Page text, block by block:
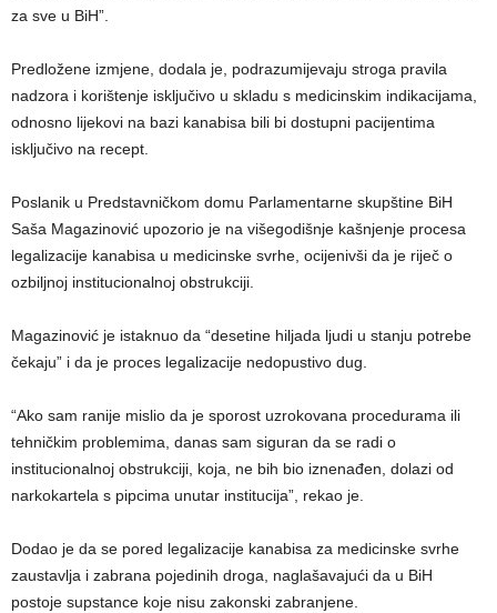
za sve u BiH”.
Predložene izmjene, dodala je, podrazumijevaju stroga pravila
nadzora i korištenje isključivo u skladu s medicinskim indikacijama,
odnosno lijekovi na bazi kanabisa bili bi dostupni pacijentima
isključivo na recept.
Poslanik u Predstavničkom domu Parlamentarne skupštine BiH
Saša Magazinović upozorio je na višegodišnje kašnjenje procesa
legalizacije kanabisa u medicinske svrhe, ocijenivši da je riječ o
ozbiljnoj institucionalnoj obstrukciji.
Magazinović je istaknuo da “desetine hiljada ljudi u stanju potrebe
čekaju” i da je proces legalizacije nedopustivo dug.
“Ako sam ranije mislio da je sporost uzrokovana procedurama ili
tehničkim problemima, danas sam siguran da se radi o
institucionalnoj obstrukciji, koja, ne bih bio iznenađen, dolazi od
narkokartela s pipcima unutar institucija”, rekao je.
Dodao je da se pored legalizacije kanabisa za medicinske svrhe
zaustavlja i zabrana pojedinih droga, naglašavajući da u BiH
postoje supstance koje nisu zakonski zabranjene.